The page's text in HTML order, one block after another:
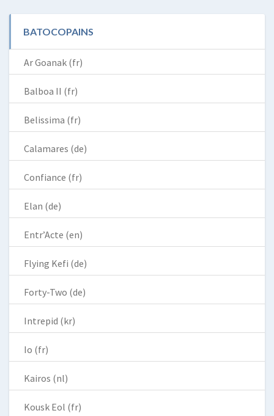
BATOCOPAINS
Ar Goanak (fr)
Balboa II (fr)
Belissima (fr)
Calamares (de)
Confiance (fr)
Elan (de)
Entr’Acte (en)
Flying Kefi (de)
Forty-Two (de)
Intrepid (kr)
Io (fr)
Kairos (nl)
Kousk Eol (fr)